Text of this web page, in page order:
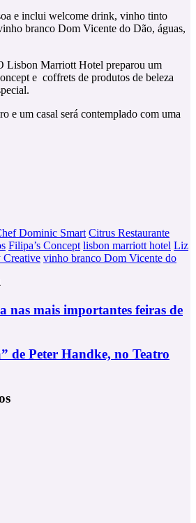
e inclui welcome drink, vinho tinto
branco Dom Vicente do Dão, águas,
Lisbon Marriott Hotel preparou um
e coffrets de produtos de beleza
e um casal será contemplado com uma
Dominic Smart Citrus Restaurante
Filipa’s Concept lisbon marriott hotel Liz
vinho branco Dom Vicente do
nas mais importantes feiras de
de Peter Handke, no Teatro